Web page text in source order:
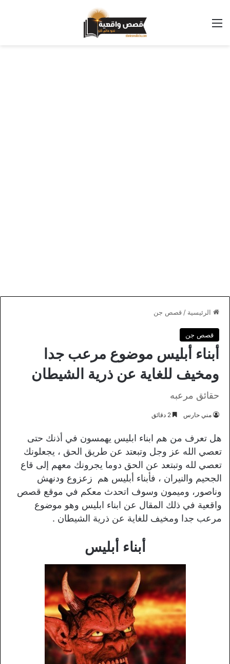
القائمة
الرئيسية / قصص جن
قصص جن
أبناء أبليس موضوع مرعب جدا
ومخيف للغاية عن ذرية الشيطان
حقائق مرعبه
مني حارس
هل تعرف من هم ابناء ابليس يهمسون في أذنك حتى
تعصي الله عز وجل وتبعتد عن طريق الحق ، يجعلونك
تعصي لله وتبتعد عن الحق دوما يجرونك معهم إلى قاع
الجحيم والنيران ، فأبناء أبليس هم زعزوع ودنهش
وناصور، وميمون وسوف اتحدث معكم في موقع قصص
واقعية في ذلك المقال عن ابناء ابليس وهو موضوع
مرعب جدا ومخيف للغاية عن ذرية الشيطان .
أبناء أبليس